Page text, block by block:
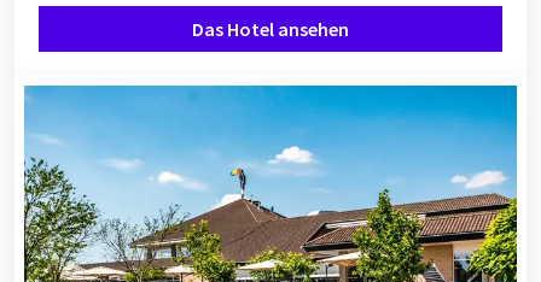
Das Hotel ansehen